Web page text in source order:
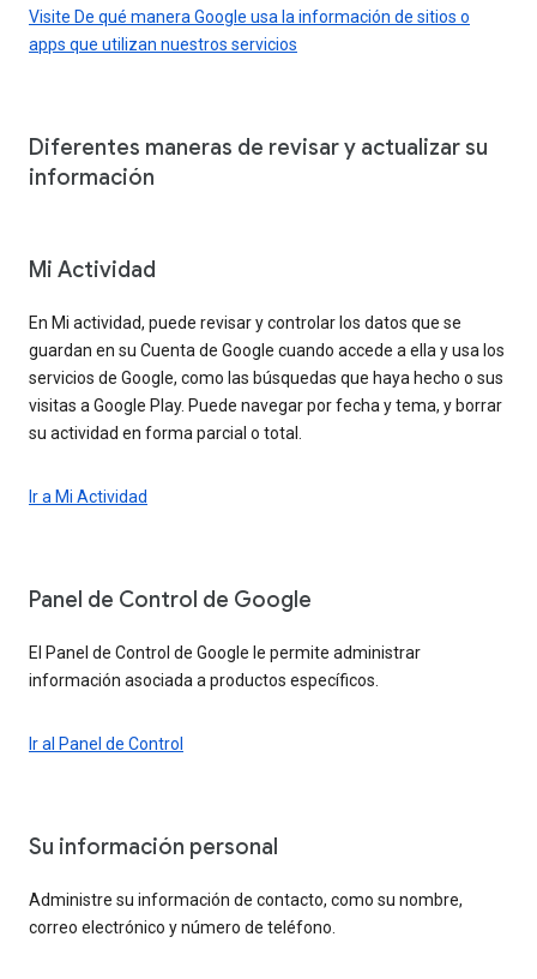
Visite De qué manera Google usa la información de sitios o
apps que utilizan nuestros servicios
Diferentes maneras de revisar y actualizar su
información
Mi Actividad
En Mi actividad, puede revisar y controlar los datos que se
guardan en su Cuenta de Google cuando accede a ella y usa los
servicios de Google, como las búsquedas que haya hecho o sus
visitas a Google Play. Puede navegar por fecha y tema, y borrar
su actividad en forma parcial o total.
Ir a Mi Actividad
Panel de Control de Google
El Panel de Control de Google le permite administrar
información asociada a productos específicos.
Ir al Panel de Control
Su información personal
Administre su información de contacto, como su nombre,
correo electrónico y número de teléfono.